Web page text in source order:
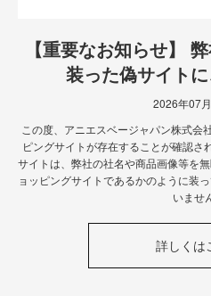
【重要なお知らせ】
装った偽サイト
2026年07
この度、アニエスベージャパン株式会
ピングサイトが存在することが確認さ
サイトは、弊社の社名や商品画像等を
ョッピングサイトであるかのように装
いませ
詳しくは